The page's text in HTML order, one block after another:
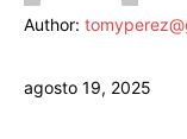
Author:
agosto 19, 2025